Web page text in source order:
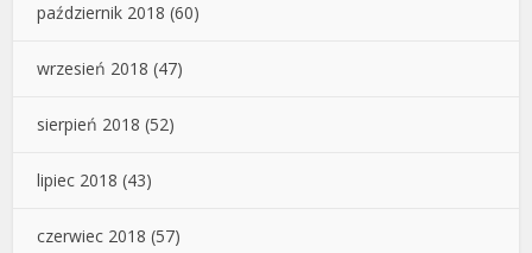
październik 2018 (60)
wrzesień 2018 (47)
sierpień 2018 (52)
lipiec 2018 (43)
czerwiec 2018 (57)